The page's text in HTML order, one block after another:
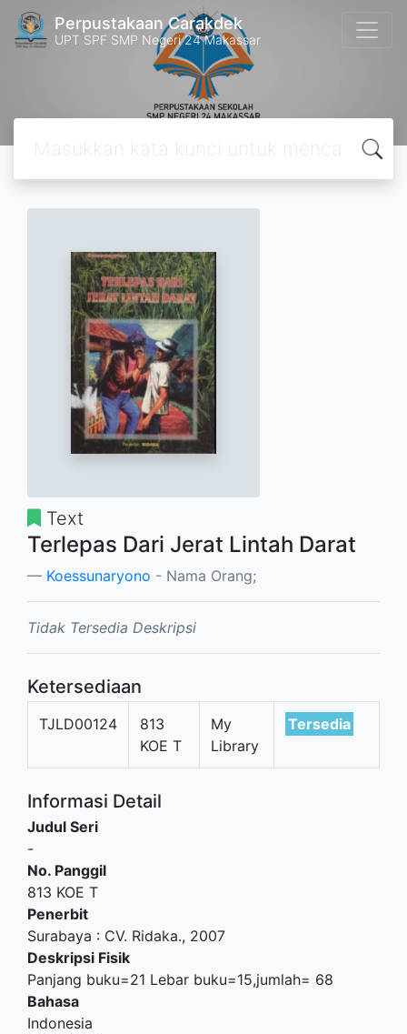
Perpustakaan Carakdek
UPT SPF SMP Negeri 24 Makassar
Text
Terlepas Dari Jerat Lintah Darat
Koessunaryono - Nama Orang;
Tidak Tersedia Deskripsi
Ketersediaan
TJLD00124
813
KOE T
My
Library
Tersedia
Informasi Detail
Judul Seri
-
No. Panggil
813 KOE T
Penerbit
Surabaya : CV. Ridaka., 2007
Deskripsi Fisik
Panjang buku=21 Lebar buku=15,jumlah= 68
Bahasa
Indonesia